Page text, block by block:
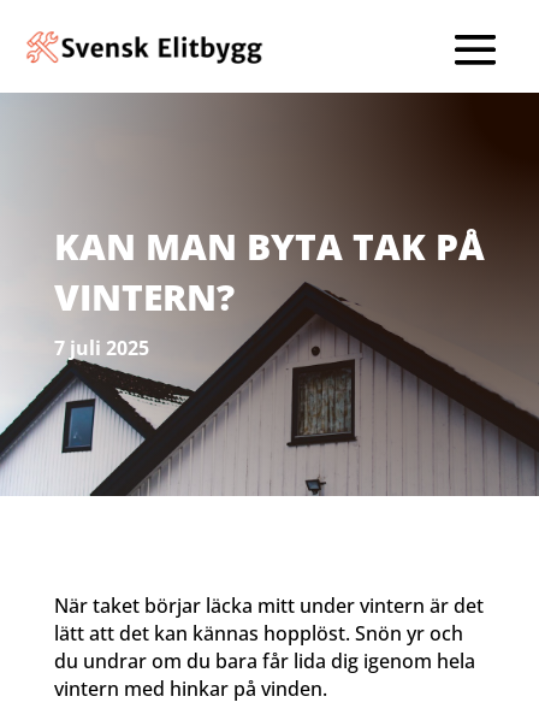
KAN MAN BYTA TAK PÅ
VINTERN?
7 juli 2025
När taket börjar läcka mitt under vintern är det
lätt att det kan kännas hopplöst. Snön yr och
du undrar om du bara får lida dig igenom hela
vintern med hinkar på vinden.